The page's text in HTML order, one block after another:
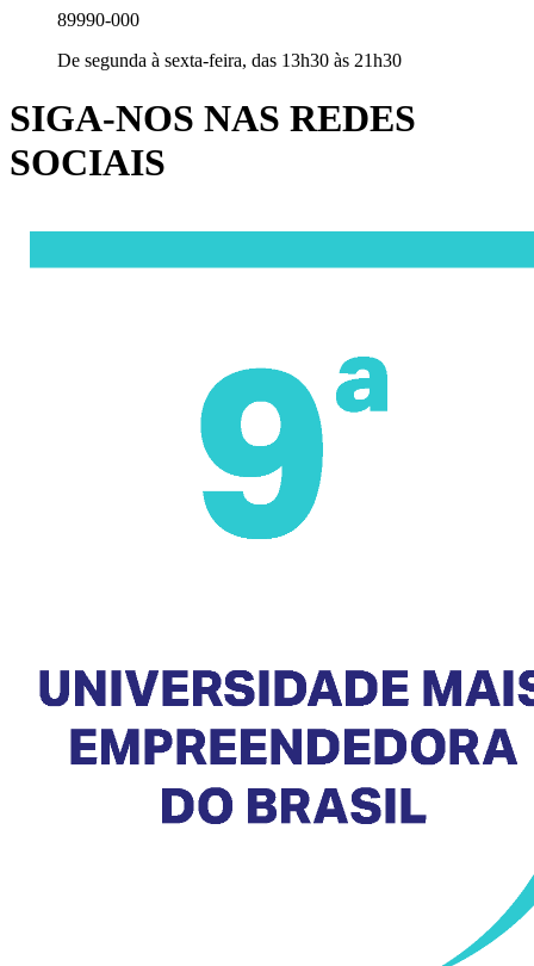
89990-000
De segunda à sexta-feira, das 13h30 às 21h30
SIGA-NOS NAS REDES
SOCIAIS